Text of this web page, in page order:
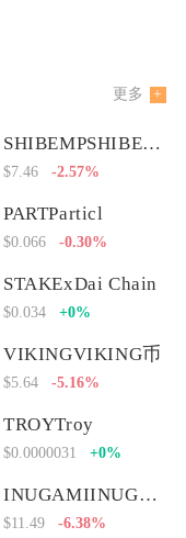
更多
SHIBEMPSHIBEMP币
$7.46 -2.57%
PARTParticl
$0.066 -0.30%
STAKExDai Chain
$0.034 +0%
VIKINGVIKING币
$5.64 -5.16%
TROYTroy
$0.0000031 +0%
INUGAMIINUGAMI币
$11.49 -6.38%